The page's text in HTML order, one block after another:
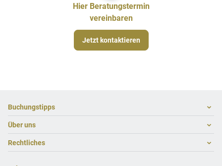
Hier Beratungstermin
vereinbaren
Jetzt kontaktieren
Footer navigation
Buchungstipps
Warum im Reisebüro buchen
Hoteltipps
Reisewelten
Über uns
Kontakt
Rechtliches